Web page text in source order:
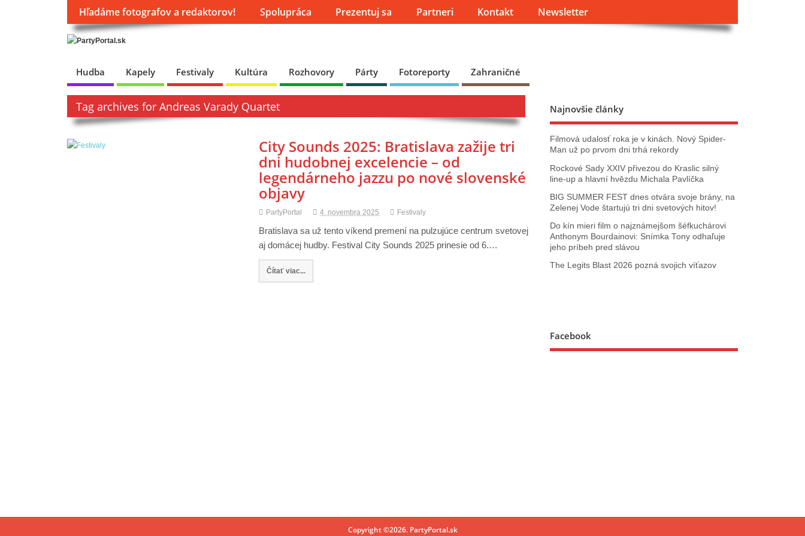
Hľadáme fotografov a redaktorov! Spolupráca Prezentuj sa Partneri Kontakt Newsletter
Hudba Kapely Festivaly Kultúra Rozhovory Párty Fotoreporty Zahraničné
Tag archives for Andreas Varady Quartet
City Sounds 2025: Bratislava zažije tri
dni hudobnej excelencie – od
legendárneho jazzu po nové slovenské
objavy
PartyPortal 4. novembra 2025 Festivaly
Bratislava sa už tento víkend premení na pulzujúce centrum svetovej
aj domácej hudby. Festival City Sounds 2025 prinesie od 6.…
Čítať viac...
Najnovšie články
Filmová udalosť roka je v kinách. Nový Spider-
Man už po prvom dni trhá rekordy
Rockové Sady XXIV přivezou do Kraslic silný
line‑up a hlavní hvězdu Michala Pavlíčka
BIG SUMMER FEST dnes otvára svoje brány, na
Zelenej Vode štartujú tri dni svetových hitov!
Do kín mieri film o najznámejšom šéfkuchárovi
Anthonym Bourdainovi: Snímka Tony odhaľuje
jeho príbeh pred slávou
The Legits Blast 2026 pozná svojich víťazov
Facebook
Copyright ©2026. PartyPortal.sk